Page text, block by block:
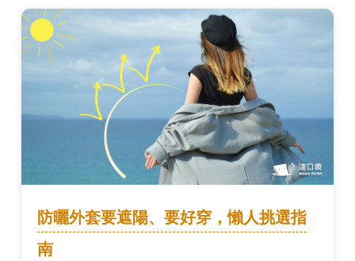
防曬外套要遮陽、要好穿，懶人挑選指
南